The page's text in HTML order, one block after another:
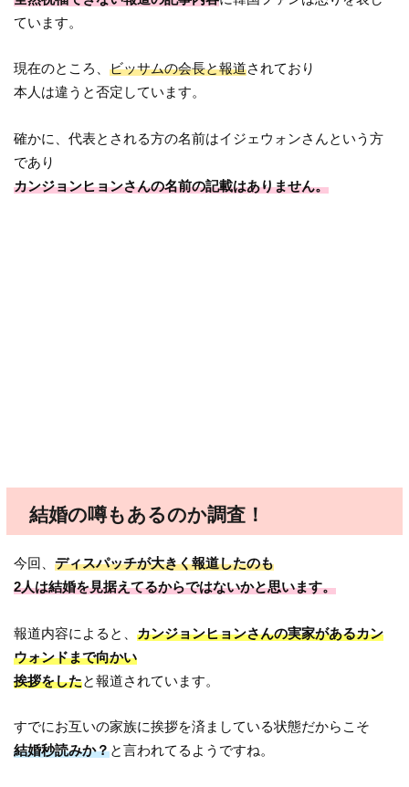
ています。
現在のところ、ビッサムの会長と報道されており
本人は違うと否定しています。
確かに、代表とされる方の名前はイジェウォンさんという方
であり
カンジョンヒョンさんの名前の記載はありません。
結婚の噂もあるのか調査！
今回、ディスパッチが大きく報道したのも
2人は結婚を見据えてるからではないかと思います。
報道内容によると、カンジョンヒョンさんの実家があるカン
ウォンドまで向かい
挨拶をしたと報道されています。
すでにお互いの家族に挨拶を済ましている状態だからこそ
結婚秒読みか？と言われてるようですね。